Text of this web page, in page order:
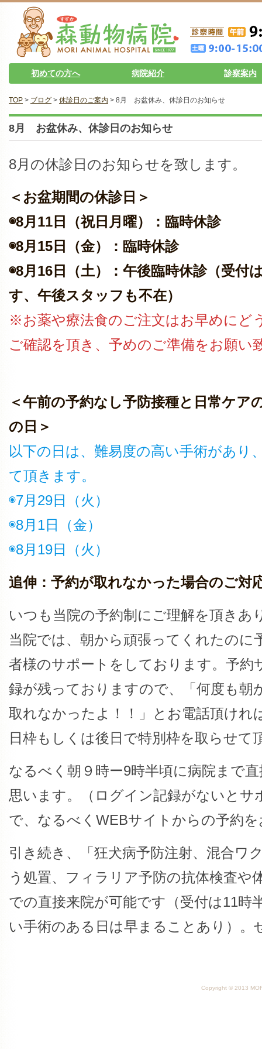
初めての方へ 病院紹介 診察案内
TOP > ブログ > 休診日のご案内 > 8月 お盆休み、休診日のお知らせ
8月 お盆休み、休診日のお知らせ
8月の休診日のお知らせを致します。
＜お盆期間の休診日＞
◉8月11日（祝日月曜）：臨時休診
◉8月15日（金）：臨時休診
◉8月16日（土）：午後臨時休診（受付
す、午後スタッフも不在）
※お薬や療法食のご注文はお早めにど
ご確認を頂き、予めのご準備をお願い
＜午前の予約なし予防接種と日常ケア
の日＞
以下の日は、難易度の高い手術があり
て頂きます。
◉7月29日（火）
◉8月1日（金）
◉8月19日（火）
追伸：予約が取れなかった場合のご対
いつも当院の予約制にご理解を頂きあ
当院では、朝から頑張ってくれたのに
者様のサポートをしております。予約
録が残っておりますので、「何度も朝
取れなかったよ！！」とお電話頂けれ
日枠もしくは後日で特別枠を取らせて
なるべく朝９時ー9時半頃に病院まで
思います。（ログイン記録がないとサ
で、なるべくWEBサイトからの予約
引き続き、「狂犬病予防注射、混合ワ
う処置、フィラリア予防の抗体検査や
での直接来院が可能です（受付は11時
い手術のある日は早まることあり）。
Copyright © 2013